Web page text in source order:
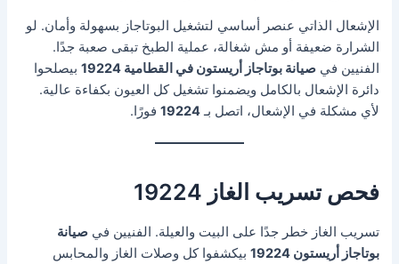
الإشعال الذاتي عنصر أساسي لتشغيل البوتاجاز بسهولة وأمان. لو
الشرارة ضعيفة أو مش شغالة، عملية الطبخ تبقى صعبة جدًا.
الفنيين فيصيانة بوتاجاز أريستون في القطامية 19224
بيصلحوا
دائرة الإشعال بالكامل ويضمنوا تشغيل كل العيون بكفاءة عالية.
لأي مشكلة في الإشعال، اتصل بـ19224 فورًا.
فحص تسريب الغاز 19224
تسريب الغاز خطر جدًا على البيت والعيلة. الفنيين فيصيانة
بوتاجاز أريستون 19224
بيكشفوا كل وصلات الغاز والمحابس